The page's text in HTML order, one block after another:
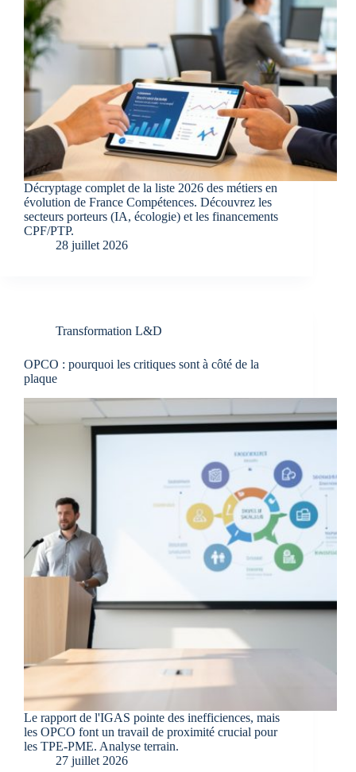
Décryptage complet de la liste 2026 des métiers en
évolution de France Compétences. Découvrez les
secteurs porteurs (IA, écologie) et les financements
CPF/PTP.
28 juillet 2026
Transformation L&D
OPCO : pourquoi les critiques sont à côté de la
plaque
Le rapport de l'IGAS pointe des inefficiences, mais
les OPCO font un travail de proximité crucial pour
les TPE-PME. Analyse terrain.
27 juillet 2026